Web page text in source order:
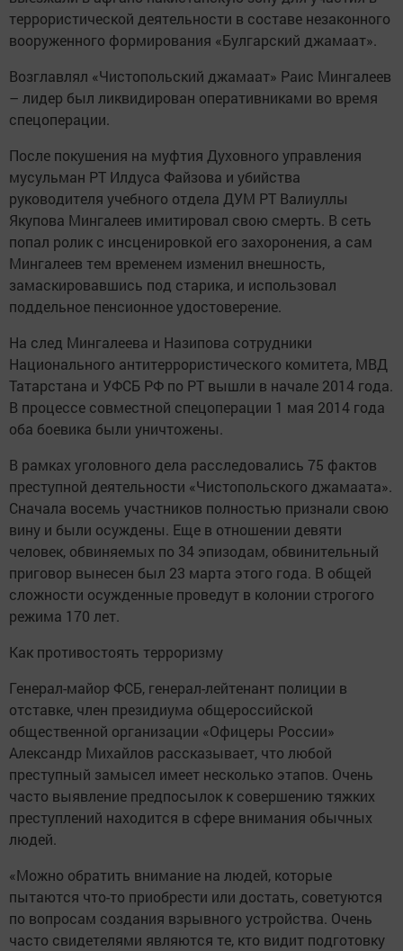
террористической деятельности в составе незаконного
вооруженного формирования «Булгарский джамаат».
Возглавлял «Чистопольский джамаат» Раис Мингалеев
– лидер был ликвидирован оперативниками во время
спецоперации.
После покушения на муфтия Духовного управления
мусульман РТ Илдуса Файзова и убийства
руководителя учебного отдела ДУМ РТ Валиуллы
Якупова Мингалеев имитировал свою смерть. В сеть
попал ролик с инсценировкой его захоронения, а сам
Мингалеев тем временем изменил внешность,
замаскировавшись под старика, и использовал
поддельное пенсионное удостоверение.
На след Мингалеева и Назипова сотрудники
Национального антитеррористического комитета, МВД
Татарстана и УФСБ РФ по РТ вышли в начале 2014 года.
В процессе совместной спецоперации 1 мая 2014 года
оба боевика были уничтожены.
В рамках уголовного дела расследовались 75 фактов
преступной деятельности «Чистопольского джамаата».
Сначала восемь участников полностью признали свою
вину и были осуждены. Еще в отношении девяти
человек, обвиняемых по 34 эпизодам, обвинительный
приговор вынесен был 23 марта этого года. В общей
сложности осужденные проведут в колонии строгого
режима 170 лет.
Как противостоять терроризму
Генерал-майор ФСБ, генерал-лейтенант полиции в
отставке, член президиума общероссийской
общественной организации «Офицеры России»
Александр Михайлов рассказывает, что любой
преступный замысел имеет несколько этапов. Очень
часто выявление предпосылок к совершению тяжких
преступлений находится в сфере внимания обычных
людей.
«Можно обратить внимание на людей, которые
пытаются что-то приобрести или достать, советуются
по вопросам создания взрывного устройства. Очень
часто свидетелями являются те, кто видит подготовку